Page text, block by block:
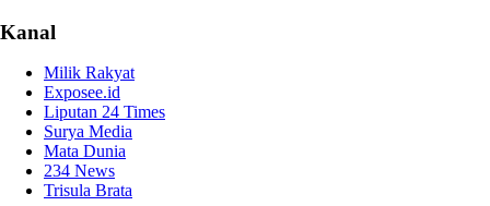
Kanal
Milik Rakyat
Exposee.id
Liputan 24 Times
Surya Media
Mata Dunia
234 News
Trisula Brata